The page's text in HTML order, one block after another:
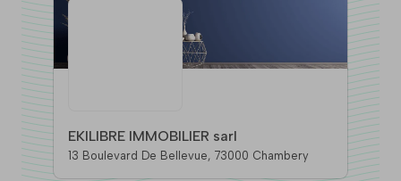
EKILIBRE IMMOBILIER sarl
13 Boulevard De Bellevue, 73000 Chambery